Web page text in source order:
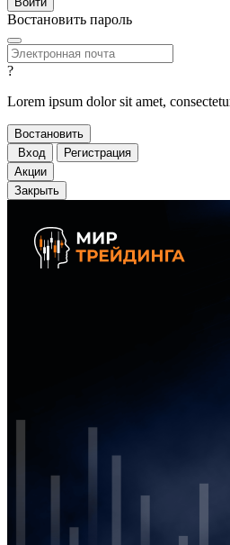
Востановить пароль
?
Lorem ipsum dolor sit amet,
Вход
Регистрация
Акции
Закрыть